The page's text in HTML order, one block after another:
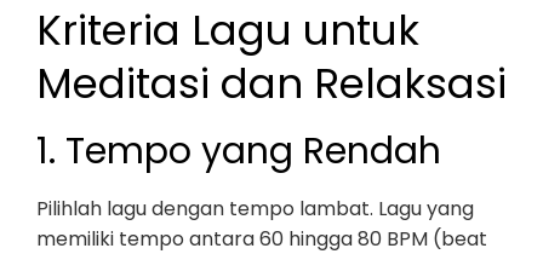
Kriteria Lagu untuk
Meditasi dan Relaksasi
1. Tempo yang Rendah
Pilihlah lagu dengan tempo lambat. Lagu yang
memiliki tempo antara 60 hingga 80 BPM (beat